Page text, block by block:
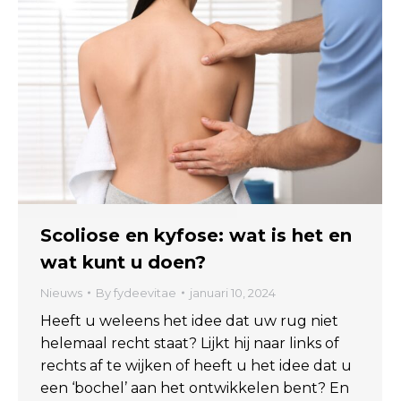
Scoliose en kyfose: wat is het en
wat kunt u doen?
Nieuws Byfydeevitae januari 10, 2024
Heeft u weleens het idee dat uw rug niet
helemaal recht staat? Lijkt hij naar links of
rechts af te wijken of heeft u het idee dat u
een ‘bochel’ aan het ontwikkelen bent? En